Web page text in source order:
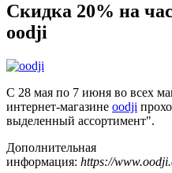
Скидка 20% на
oodji
С 28 мая по 7 июня во всех
интернет-магазине oodji
выделенный ассортимент".
Дополнительная
информация: https://